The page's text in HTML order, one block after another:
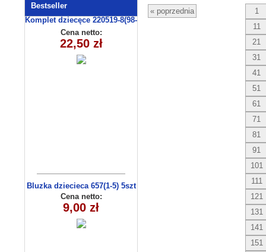
Bestseller
Komplet dziecęce 220519-8(98-
116 m)
Cena netto:
22,50 zł
Bluzka dziecieca 657(1-5) 5szt
Cena netto:
9,00 zł
« poprzednia
1
11
21
31
41
51
61
71
81
91
101
111
121
131
141
151